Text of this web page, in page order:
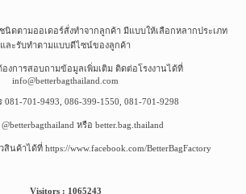
นิดตามออเดอร์สั่งทำจากลูกค้า มีแบบให้เลือกหลากประเภท
และรับทำตามแบบดีไซน์ของลูกค้า
องการสอบถามข้อมูลเพิ่มเติม ติดต่อโรงงานได้ที่
info@betterbagthailand.com
081-701-9493, 086-399-1550, 081-701-9298
หรือ better.bag.thailand
นค้าได้ที่ https://www.facebook.com/BetterBagFactory
Visitors : 1065243